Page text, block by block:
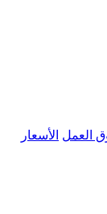
العمل الأسعار